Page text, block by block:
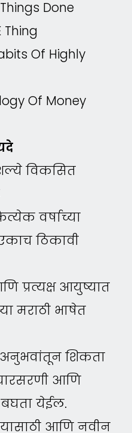
Done
Thing
Of Highly
Of Money
विकसित
वर्षाच्या
ठिकावी
प्रत्यक्ष आयुष्यात
मराठी भाषेत
अनुभवांतून शिकता
आणि
येईल.
आणि नवीन